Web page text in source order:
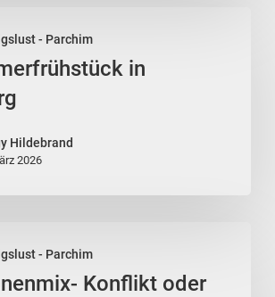
- Parchim
in
Hildebrand
2026
- Parchim
Konflikt oder